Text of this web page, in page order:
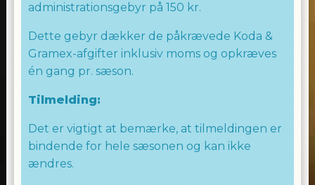
administrationsgebyr på 150 kr.
Dette gebyr dækker de påkrævede Koda &
Gramex-afgifter inklusiv moms og opkræves
én gang pr. sæson.
Tilmelding:
Det er vigtigt at bemærke, at tilmeldingen er
bindende for hele sæsonen og kan ikke
ændres.